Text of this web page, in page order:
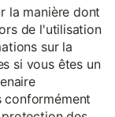
la manière dont
de l'utilisation
sur la
si vous êtes un
conformément